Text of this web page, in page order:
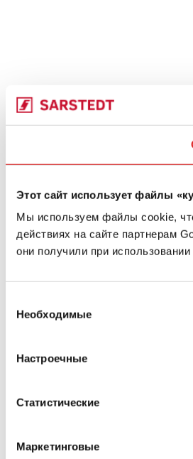
Этот сайт использует файлы
Мы используем файлы cookie,
действиях на сайте партнерам
они получили при
согласия
Необходимые
Настроечные
Статистические
Маркетинговые